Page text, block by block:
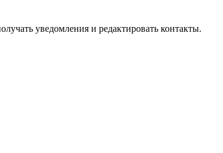
уведомления и редактировать контакты.